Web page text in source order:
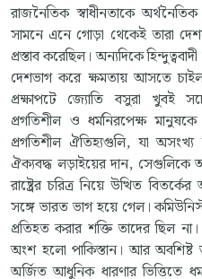
রাজনৈতিক স্বাধীনতাকে
সামনে এনে গোড়া থেকেই তারা
প্রস্তাব করেছিল। অন্যদিকে
দেশভাগ করে ক্ষমতায় আসতে
প্রক্ষাপটে জ্যোতি বসুরা খুবই
প্রগতিশীল ও ধর্মনিরপেক্ষ
প্রগতিশীল ঐতিহ্যগুলি, যা অসংখ্য
ঐক্যবদ্ধ লড়াইয়ের দান, সেগুলিকে
রাষ্ট্রের চরিত্র নিয়ে উত্থিত
সঙ্গে ভারত ভাগ হয়ে গেল।
প্রতিহত করার শক্তি তাদের ছিল
অংশ হলো পাকিস্তান। আর অবশিষ্ট
অর্জিত আধুনিক ধারণার ভিত্তিতে